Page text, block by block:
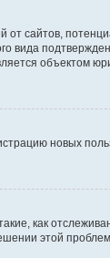
от сайтов,
вида
объектом
новых
как
этой